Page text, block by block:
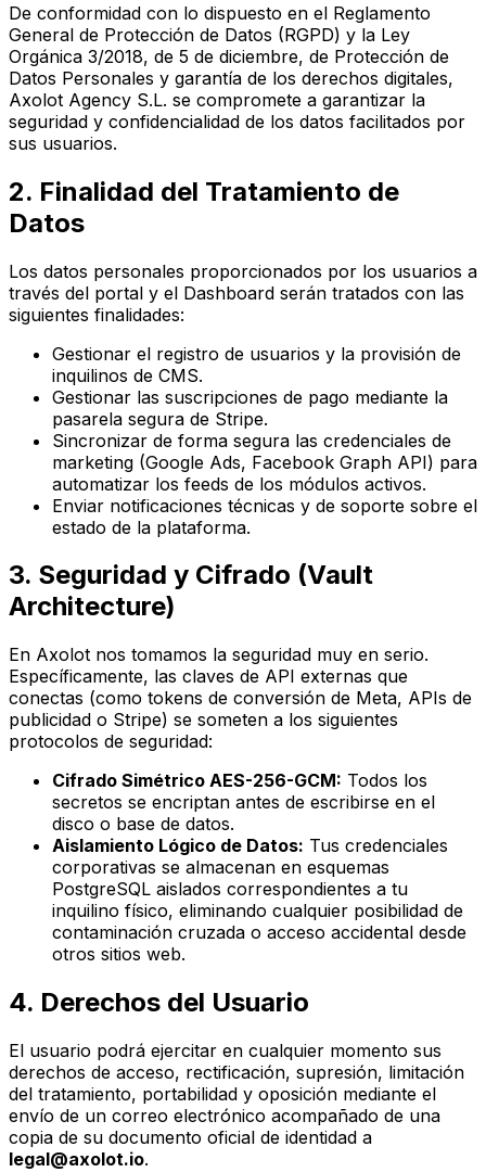
De conformidad con lo dispuesto en el Reglamento
General de Protección de Datos (RGPD) y la Ley
Orgánica 3/2018, de 5 de diciembre, de Protección de
Datos Personales y garantía de los derechos digitales,
Axolot Agency S.L. se compromete a garantizar la
seguridad y confidencialidad de los datos facilitados por
sus usuarios.
2. Finalidad del Tratamiento de
Datos
Los datos personales proporcionados por los usuarios a
través del portal y el Dashboard serán tratados con las
siguientes finalidades:
Gestionar el registro de usuarios y la provisión de
inquilinos de CMS.
Gestionar las suscripciones de pago mediante la
pasarela segura de Stripe.
Sincronizar de forma segura las credenciales de
marketing (Google Ads, Facebook Graph API) para
automatizar los feeds de los módulos activos.
Enviar notificaciones técnicas y de soporte sobre el
estado de la plataforma.
3. Seguridad y Cifrado (Vault
Architecture)
En Axolot nos tomamos la seguridad muy en serio.
Específicamente, las claves de API externas que
conectas (como tokens de conversión de Meta, APIs de
publicidad o Stripe) se someten a los siguientes
protocolos de seguridad:
Cifrado Simétrico AES-256-GCM: Todos los
secretos se encriptan antes de escribirse en el
disco o base de datos.
Aislamiento Lógico de Datos: Tus credenciales
corporativas se almacenan en esquemas
PostgreSQL aislados correspondientes a tu
inquilino físico, eliminando cualquier posibilidad de
contaminación cruzada o acceso accidental desde
otros sitios web.
4. Derechos del Usuario
El usuario podrá ejercitar en cualquier momento sus
derechos de acceso, rectificación, supresión, limitación
del tratamiento, portabilidad y oposición mediante el
envío de un correo electrónico acompañado de una
copia de su documento oficial de identidad a
legal@axolot.io.